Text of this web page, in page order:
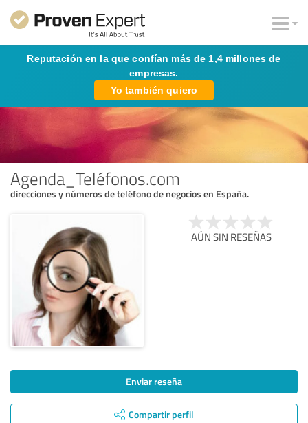
Reputación en la que confían más de 1,4 millones de
empresas.
Yo también quiero
Agenda_Teléfonos.com
direcciones y números de teléfono de negocios en España.
AÚN SIN RESEÑAS
Enviar reseña
Compartir perfil